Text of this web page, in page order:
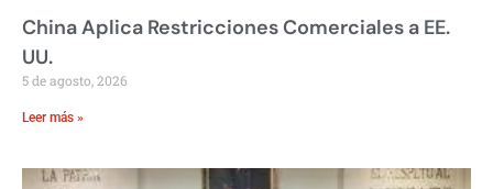
China Aplica Restricciones Comerciales a EE.
UU.
5 de agosto, 2026
Leer más »